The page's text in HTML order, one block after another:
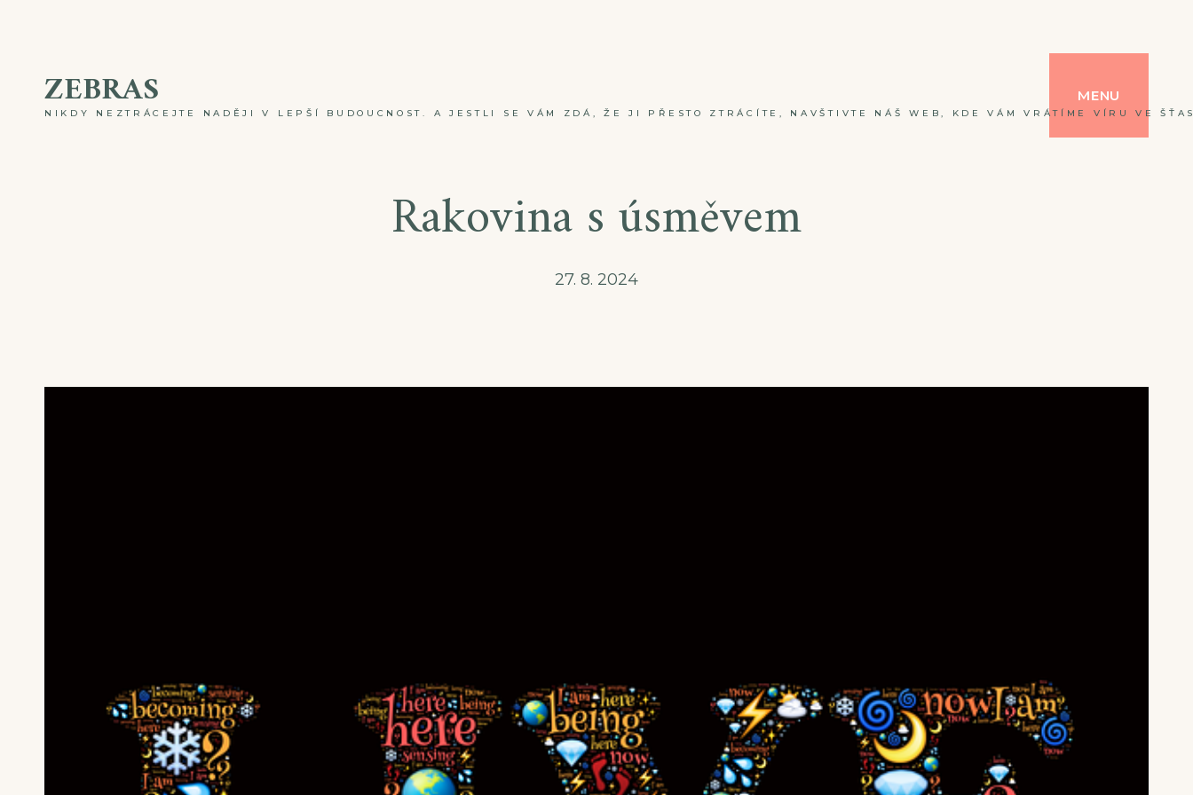
contentZEBRAS
NIKDY NEZTRÁCEJTE NADĚJI V LEPŠÍ BUDOUCNOST. A JESTLI SE VÁM ZDÁ, ŽE JI PŘESTO ZTRÁCÍTE, NAVŠTIVTE NÁŠ WEB, KDE VÁM VRÁTÍME VÍRU VE
MENU
Rakovina s úsměvem
27. 8. 2024